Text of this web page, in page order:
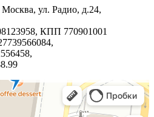
Москва, ул. Радио, д.24,
КПП 770901001